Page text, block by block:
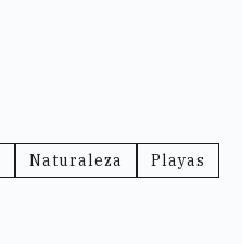
Naturaleza
Playas